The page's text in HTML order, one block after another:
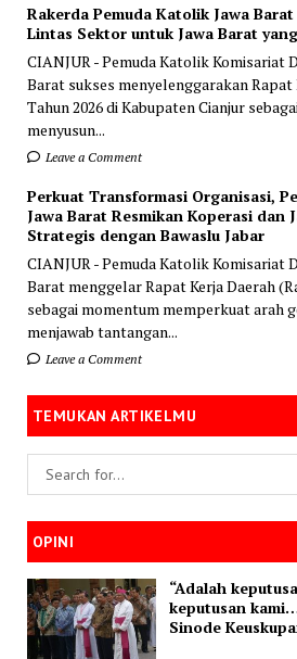
Rakerda Pemuda Katolik Jawa
Lintas Sektor untuk Jawa Barat
CIANJUR - Pemuda Katolik Komisariat
Barat sukses menyelenggarakan Rapat
Tahun 2026 di Kabupaten Cianjur
menyusun...
Leave a Comment
Perkuat Transformasi Organisasi,
Jawa Barat Resmikan Koperasi dan
Strategis dengan Bawaslu Jabar
CIANJUR - Pemuda Katolik Komisariat
Barat menggelar Rapat Kerja Daerah
sebagai momentum memperkuat arah
menjawab tantangan...
Leave a Comment
TEMUKAN ARTIKELMU
OPINI
“Adalah
keputusan
Sinode